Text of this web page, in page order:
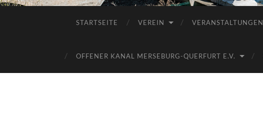
STARTSEITE VEREIN VERANSTALTUNGEN
OFFENER KANAL MERSEBURG-QUERFURT E.V.